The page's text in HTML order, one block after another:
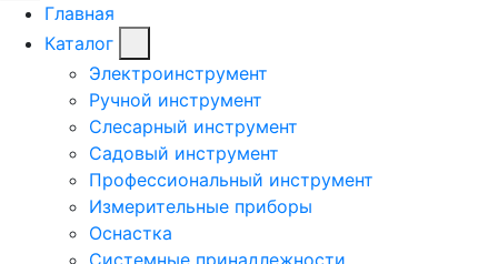
Главная
Каталог
Электроинструмент
Ручной инструмент
Слесарный инструмент
Садовый инструмент
Профессиональный инструмент
Измерительные приборы
Оснастка
Системные принадлежности